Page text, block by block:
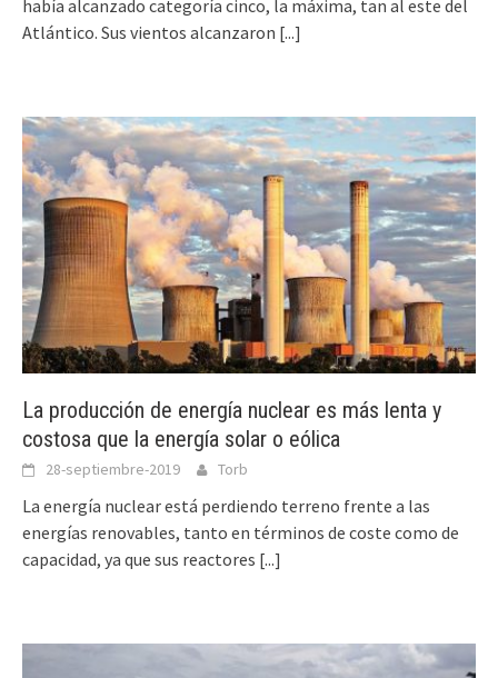
había alcanzado categoría cinco, la máxima, tan al este del
Atlántico. Sus vientos alcanzaron [...]
La producción de energía nuclear es más lenta y
costosa que la energía solar o eólica
28-septiembre-2019 Torb
La energía nuclear está perdiendo terreno frente a las
energías renovables, tanto en términos de coste como de
capacidad, ya que sus reactores [...]